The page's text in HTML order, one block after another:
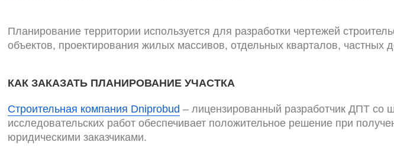
Планирование территории используется для разработки чертежей
объектов, проектирования жилых массивов, отдельных кварталов, частных
КАК ЗАКАЗАТЬ ПЛАНИРОВАНИЕ УЧАСТКА
Строительная компания Dniprobud – лицензированный разработчик ДПТ со
исследовательских работ обеспечивает положительное решение при
юридическими заказчиками.